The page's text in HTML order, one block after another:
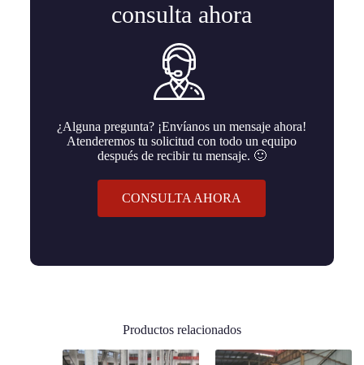
consulta ahora
¿Alguna pregunta? ¡Envíanos un mensaje ahora!
Atenderemos tu solicitud con todo un equipo
después de recibir tu mensaje. 🙂
CONSULTA AHORA
Productos relacionados